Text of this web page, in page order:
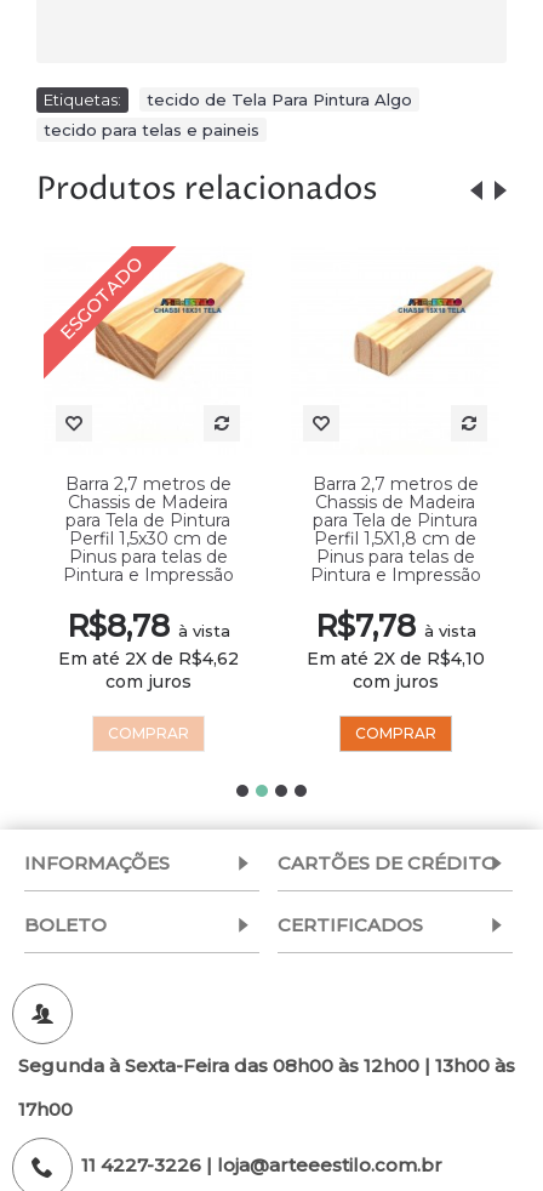
Etiquetas: tecido de Tela Para Pintura Algo
tecido para telas e paineis
Produtos relacionados
ESGOTADO
Barra 2,7 metros de
Chassis de Madeira
para Tela de Pintura
Perfil 1,5x30 cm de
Pinus para telas de
Pintura e Impressão
R$8,78 à vista
Em até 2X de R$4,62
com juros
COMPRAR
Barra 2,7 metros de
Chassis de Madeira
para Tela de Pintura
Perfil 1,5X1,8 cm de
Pinus para telas de
Pintura e Impressão
R$7,78 à vista
Em até 2X de R$4,10
com juros
COMPRAR
INFORMAÇÕES CARTÕES DE CRÉDITO
BOLETO CERTIFICADOS
Segunda à Sexta-Feira das 08h00 às 12h00 | 13h00 às
17h00
11 4227-3226 | loja@arteeestilo.com.br